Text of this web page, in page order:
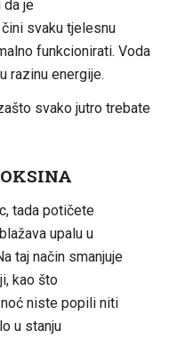
da je
čini svaku tjelesnu
funkcionirati. Voda
razinu energije.
svako jutro trebate
tada potičete
upalu u
taj način smanjuje
kao što
niste popili niti
u stanju